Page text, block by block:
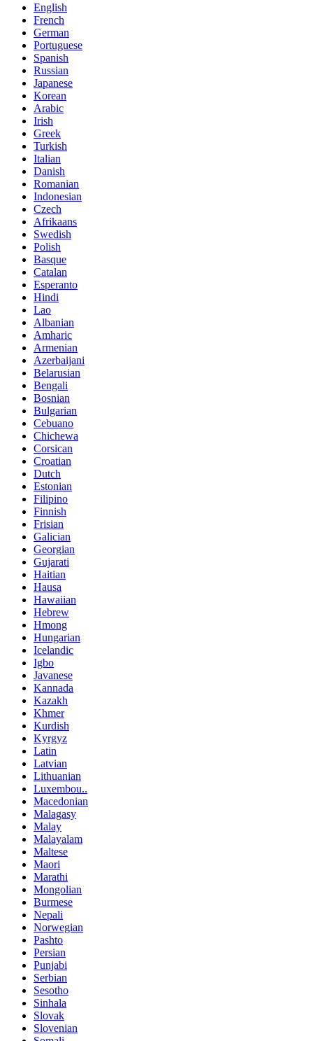
English
French
German
Portuguese
Spanish
Russian
Japanese
Korean
Arabic
Irish
Greek
Turkish
Italian
Danish
Romanian
Indonesian
Czech
Afrikaans
Swedish
Polish
Basque
Catalan
Esperanto
Hindi
Lao
Albanian
Amharic
Armenian
Azerbaijani
Belarusian
Bengali
Bosnian
Bulgarian
Cebuano
Chichewa
Corsican
Croatian
Dutch
Estonian
Filipino
Finnish
Frisian
Galician
Georgian
Gujarati
Haitian
Hausa
Hawaiian
Hebrew
Hmong
Hungarian
Icelandic
Igbo
Javanese
Kannada
Kazakh
Khmer
Kurdish
Kyrgyz
Latin
Latvian
Lithuanian
Luxembou..
Macedonian
Malagasy
Malay
Malayalam
Maltese
Maori
Marathi
Mongolian
Burmese
Nepali
Norwegian
Pashto
Persian
Punjabi
Serbian
Sesotho
Sinhala
Slovak
Slovenian